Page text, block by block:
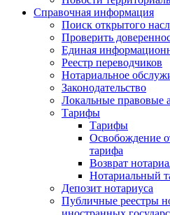
Справочная информация
Поиск открытого
Проверить
Единая
Реестр переводчиков
Нотариальное
Законодательство
Локальные правовые
Тарифы
Тарифы
Освобождение
тарифа
Возврат
Нотариальный
Депозит нотариуса
Публичные реестры